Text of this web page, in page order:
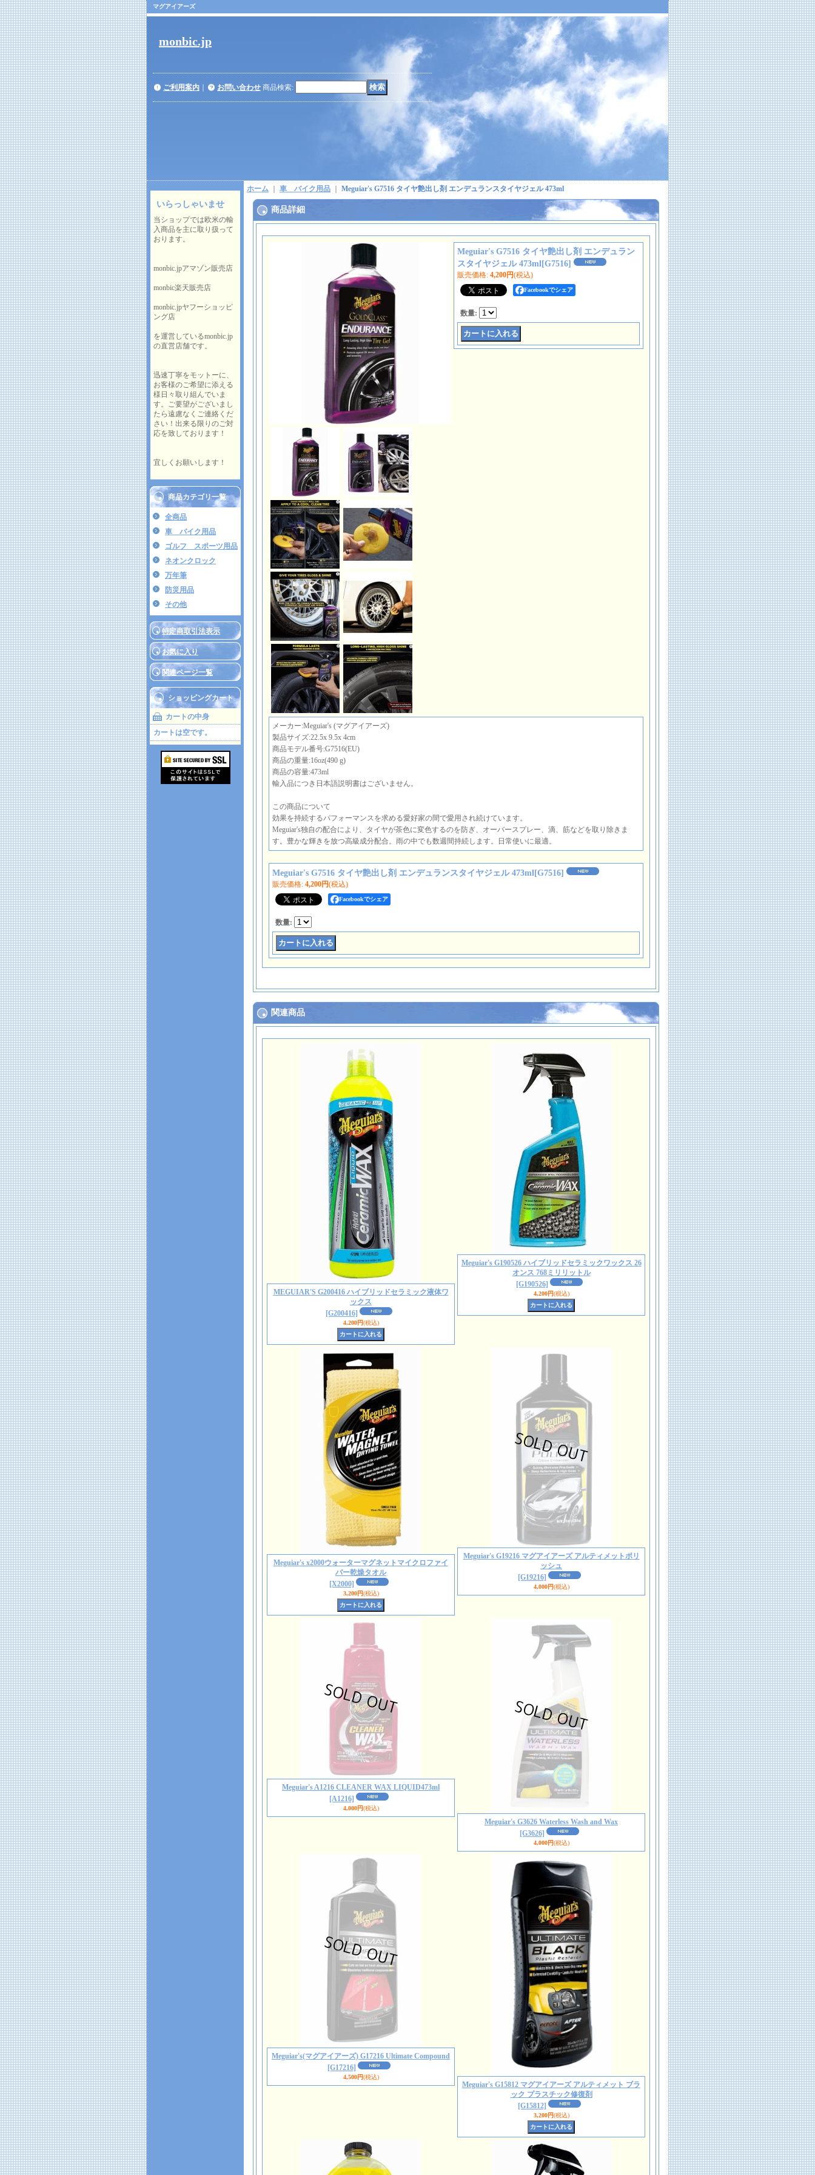
マグアイアーズ
monbic.jp
ご利用案内 お問い合わせ 商品検索:
いらっしゃいませ
当ショップでは欧米の輸
入商品を主に取り扱って
おります。
monbic.jpアマゾン販売店
monbic楽天販売店
monbic.jpヤフーショッピ
ング店
を運営しているmonbic.jp
の直営店舗です。
迅速丁寧をモットーに、
お客様のご希望に添える
様日々取り組んでいま
す。ご要望がございまし
たら遠慮なくご連絡くだ
さい！出来る限りのご対
応を致しております！
宜しくお願いします！
商品カテゴリ一覧
全商品
車 バイク用品
ゴルフ スポーツ用品
ネオンクロック
万年筆
防災用品
その他
特定商取引法表示
お気に入り
関連ページ一覧
ショッピングカート
カートの中身
カートは空です。
ホーム 車 バイク用品 Meguiar's G7516 タイヤ艶出し剤 エンデュランスタイヤジェル 473ml
商品詳細
Meguiar's G7516 タイヤ艶出し剤 エンデュラン
スタイヤジェル 473ml[G7516]
販売価格: 4,200円(税込)
Facebookでシェア
数量:
メーカー:Meguiar's (マグアイアーズ)
製品サイズ:22.5x 9.5x 4cm
商品モデル番号:G7516(EU)
商品の重量:16oz(490 g)
商品の容量:473ml
輸入品につき日本語説明書はございません。
この商品について
効果を持続するパフォーマンスを求める愛好家の間で愛用され続けています。
Meguiar's独自の配合により、タイヤが茶色に変色するのを防ぎ、オーバースプレー、滴、筋などを取り除きま
す。豊かな輝きを放つ高級成分配合。雨の中でも数週間持続します。日常使いに最適。
Meguiar's G7516 タイヤ艶出し剤 エンデュランスタイヤジェル 473ml[G7516]
販売価格: 4,200円(税込)
Facebookでシェア
数量:
関連商品
MEGUIAR'S G200416 ハイブリッドセラミック液体ワ
ックス
[G200416]
4,200円(税込)
Meguiar's G190526 ハイブリッドセラミックワックス 26
オンス 768ミリリットル
[G190526]
4,200円(税込)
Meguiar's x2000ウォーターマグネットマイクロファイ
バー乾燥タオル
[X2000]
3,200円(税込)
Meguiar's G19216 マグアイアーズ アルティメットポリ
ッシュ
[G19216]
4,000円(税込)
Meguiar's A1216 CLEANER WAX LIQUID473ml
[A1216]
4,000円(税込)
Meguiar's G3626 Waterless Wash and Wax
[G3626]
4,000円(税込)
Meguiar's(マグアイアーズ) G17216 Ultimate Compound
[G17216]
4,500円(税込)
Meguiar's G15812 マグアイアーズ アルティメット ブラ
ック プラスチック修復剤
[G15812]
3,200円(税込)